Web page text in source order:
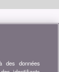
tels que
bien plus...
des données